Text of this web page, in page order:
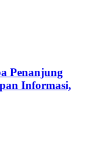
Penanjung
Informasi,